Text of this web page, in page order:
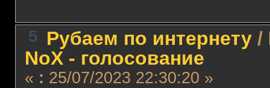
5 Рубаем по интернету/
NoX - голосование
« : 25/07/2023 22:30:20 »